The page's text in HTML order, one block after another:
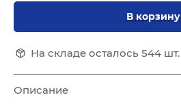
В корзину
На складе осталось 544 шт.
Описание